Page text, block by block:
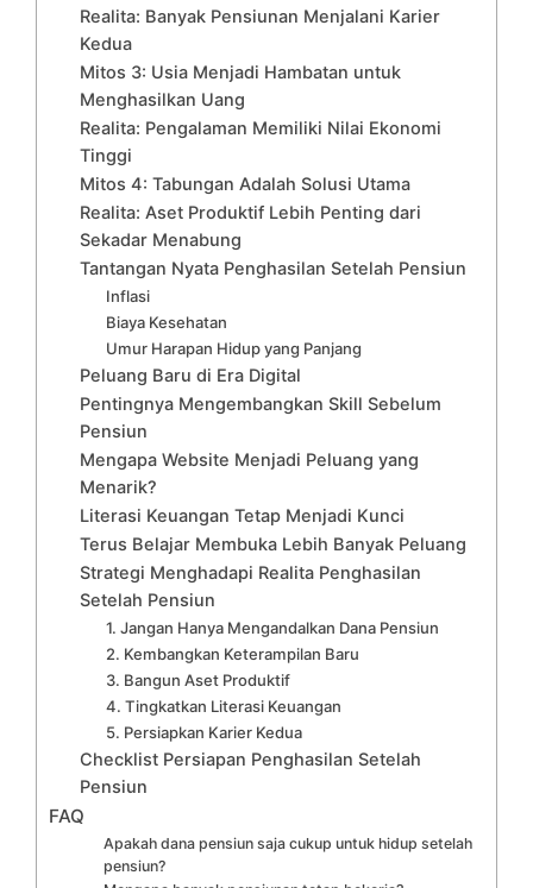
Realita: Banyak Pensiunan Menjalani Karier
Kedua
Mitos 3: Usia Menjadi Hambatan untuk
Menghasilkan Uang
Realita: Pengalaman Memiliki Nilai Ekonomi
Tinggi
Mitos 4: Tabungan Adalah Solusi Utama
Realita: Aset Produktif Lebih Penting dari
Sekadar Menabung
Tantangan Nyata Penghasilan Setelah Pensiun
Inflasi
Biaya Kesehatan
Umur Harapan Hidup yang Panjang
Peluang Baru di Era Digital
Pentingnya Mengembangkan Skill Sebelum
Pensiun
Mengapa Website Menjadi Peluang yang
Menarik?
Literasi Keuangan Tetap Menjadi Kunci
Terus Belajar Membuka Lebih Banyak Peluang
Strategi Menghadapi Realita Penghasilan
Setelah Pensiun
1. Jangan Hanya Mengandalkan Dana Pensiun
2. Kembangkan Keterampilan Baru
3. Bangun Aset Produktif
4. Tingkatkan Literasi Keuangan
5. Persiapkan Karier Kedua
Checklist Persiapan Penghasilan Setelah
Pensiun
FAQ
Apakah dana pensiun saja cukup untuk hidup setelah
pensiun?